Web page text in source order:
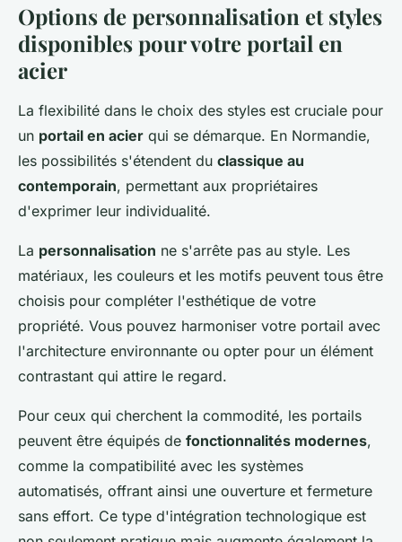
Options de personnalisation et styles
disponibles pour votre portail en
acier
La flexibilité dans le choix des styles est cruciale pour
un portail en acier qui se démarque. En Normandie,
les possibilités s'étendent du classique au
contemporain, permettant aux propriétaires
d'exprimer leur individualité.
La personnalisation ne s'arrête pas au style. Les
matériaux, les couleurs et les motifs peuvent tous être
choisis pour compléter l'esthétique de votre
propriété. Vous pouvez harmoniser votre portail avec
l'architecture environnante ou opter pour un élément
contrastant qui attire le regard.
Pour ceux qui cherchent la commodité, les portails
peuvent être équipés de fonctionnalités modernes,
comme la compatibilité avec les systèmes
automatisés, offrant ainsi une ouverture et fermeture
sans effort. Ce type d'intégration technologique est